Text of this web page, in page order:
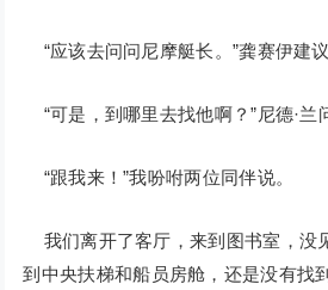
“应该去问问尼摩艇长。”龚赛伊建议
“可是，到哪里去找他啊？”尼德·兰
“跟我来！”我吩咐两位同伴说。
我们离开了客厅，来到图书室，没
到中央扶梯和船员房舱，还是没有找